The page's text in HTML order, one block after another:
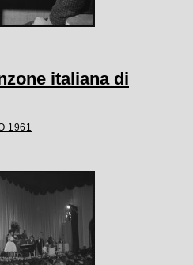
italiana di
1961